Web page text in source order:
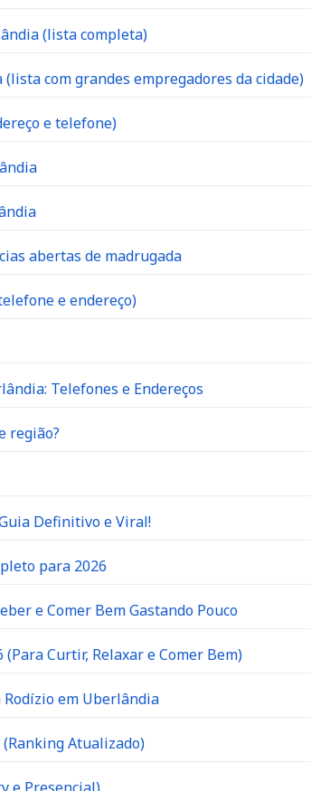
(lista completa)
com grandes empregadores da cidade)
e telefone)
abertas de madrugada
e endereço)
Telefones e Endereços
região?
Definitivo e Viral!
para 2026
e Comer Bem Gastando Pouco
Curtir, Relaxar e Comer Bem)
Rodízio em Uberlândia
Atualizado)